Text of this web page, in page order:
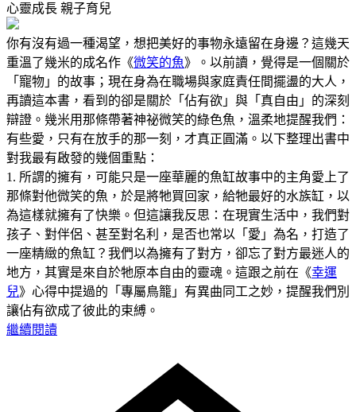
心靈成長 親子育兒
你有沒有過一種渴望，想把美好的事物永遠留在身邊？這幾天
重溫了幾米的成名作《微笑的魚》。以前讀，覺得是一個關於
「寵物」的故事；現在身為在職場與家庭責任間擺盪的大人，
再讀這本書，看到的卻是關於「佔有欲」與「真自由」的深刻
辯證。幾米用那條帶著神祕微笑的綠色魚，溫柔地提醒我們：
有些愛，只有在放手的那一刻，才真正圓滿。以下整理出書中
對我最有啟發的幾個重點：
1. 所謂的擁有，可能只是一座華麗的魚缸故事中的主角愛上了
那條對他微笑的魚，於是將牠買回家，給牠最好的水族缸，以
為這樣就擁有了快樂。但這讓我反思：在現實生活中，我們對
孩子、對伴侶、甚至對名利，是否也常以「愛」為名，打造了
一座精緻的魚缸？我們以為擁有了對方，卻忘了對方最迷人的
地方，其實是來自於牠原本自由的靈魂。這跟之前在《幸運
兒》心得中提過的「專屬鳥籠」有異曲同工之妙，提醒我們別
讓佔有欲成了彼此的束縛。
繼續閱讀